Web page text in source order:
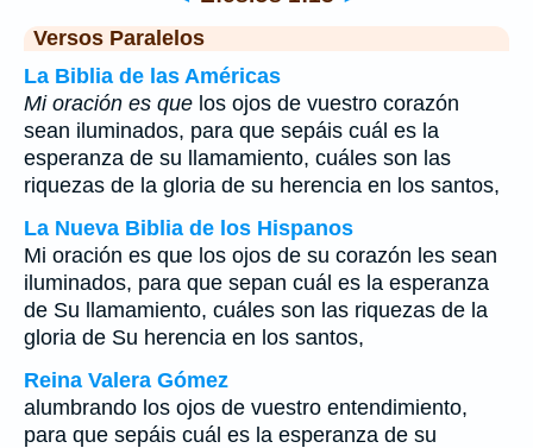
Versos Paralelos
La Biblia de las Américas
Mi oración es que los ojos de vuestro corazón
sean iluminados, para que sepáis cuál es la
esperanza de su llamamiento, cuáles son las
riquezas de la gloria de su herencia en los santos,
La Nueva Biblia de los Hispanos
Mi oración es que los ojos de su corazón les sean
iluminados, para que sepan cuál es la esperanza
de Su llamamiento, cuáles son las riquezas de la
gloria de Su herencia en los santos,
Reina Valera Gómez
alumbrando los ojos de vuestro entendimiento,
para que sepáis cuál es la esperanza de su